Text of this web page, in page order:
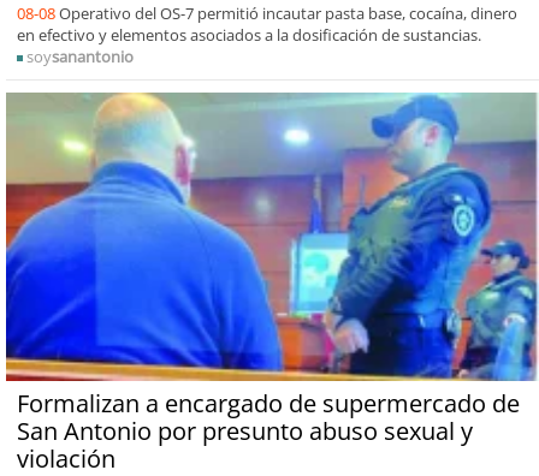
08-08Operativo del OS-7 permitió incautar pasta base, cocaína, dinero
en efectivo y elementos asociados a la dosificación de sustancias.
soysanantonio
Formalizan a encargado de supermercado de
San Antonio por presunto abuso sexual y
violación